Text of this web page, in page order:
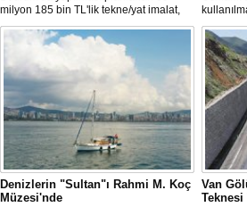
milyon 185 bin TL'lik tekne/yat imalat,
bakım-onarım ve çekek yeri projesinde
ÇED süreci sonlandırıldı. Bakanlık,
başvuru dosyasının yasal süre
içerisinde yeniden sunulmaması
üzerine süreci kapattı.
metrelik
Dağları,
evlerin
Denizlerin "Sultan"ı Rahmi M. Koç
Müzesi'nde
Van
Teknesi